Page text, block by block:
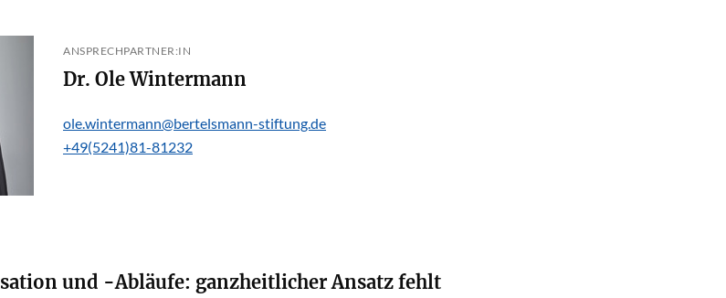
ANSPRECHPARTNER:IN
Dr. Ole Wintermann
ole.wintermann@bertelsmann-stiftung.de
+49(5241)81-81232
und -Abläufe: ganzheitlicher Ansatz fehlt